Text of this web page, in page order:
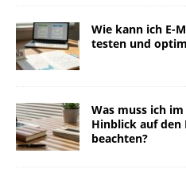
Wie kann ich E-
testen und
Was muss ich
Hinblick auf den
beachten?